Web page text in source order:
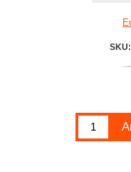
SKU: